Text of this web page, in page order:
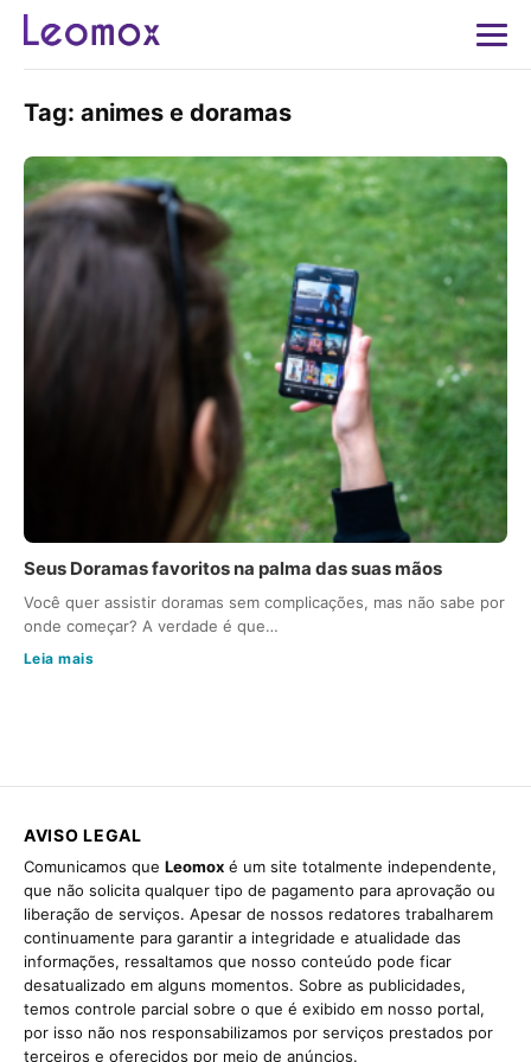
Tag: animes e doramas
Seus Doramas favoritos na palma das suas mãos
Você quer assistir doramas sem complicações, mas não sabe por
onde começar? A verdade é que…
Leia mais
AVISO LEGAL
Comunicamos que Leomox é um site totalmente independente,
que não solicita qualquer tipo de pagamento para aprovação ou
liberação de serviços. Apesar de nossos redatores trabalharem
continuamente para garantir a integridade e atualidade das
informações, ressaltamos que nosso conteúdo pode ficar
desatualizado em alguns momentos. Sobre as publicidades,
temos controle parcial sobre o que é exibido em nosso portal,
por isso não nos responsabilizamos por serviços prestados por
terceiros e oferecidos por meio de anúncios.